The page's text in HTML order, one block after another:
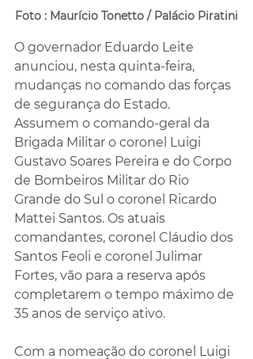
Foto : Maurício Tonetto / Palácio Piratini
O governador Eduardo Leite
anunciou, nesta quinta-feira,
mudanças no comando das forças
de segurança do Estado.
Assumem o comando-geral da
Brigada Militar o coronel Luigi
Gustavo Soares Pereira e do Corpo
de Bombeiros Militar do Rio
Grande do Sul o coronel Ricardo
Mattei Santos. Os atuais
comandantes, coronel Cláudio dos
Santos Feoli e coronel Julimar
Fortes, vão para a reserva após
completarem o tempo máximo de
35 anos de serviço ativo.
Com a nomeação do coronel Luigi